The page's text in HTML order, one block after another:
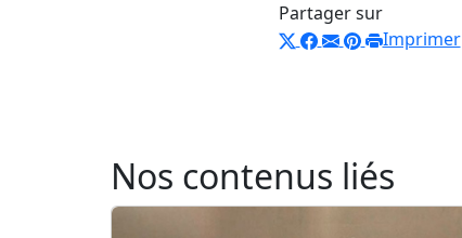
Partager sur
Imprimer
Nos contenus liés